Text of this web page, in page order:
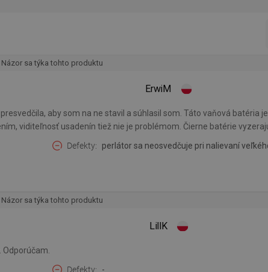
Názor sa týka tohto produktu
ErwiM
aby som na ne stavil a súhlasil som. Táto vaňová batéria
viditeľnosť usadenín tiež nie je problémom. Čierne batérie
Defekty perlátor sa neosvedčuje pri nalievaní
Názor sa týka tohto produktu
LillK
Odporúčam.
Defekty -